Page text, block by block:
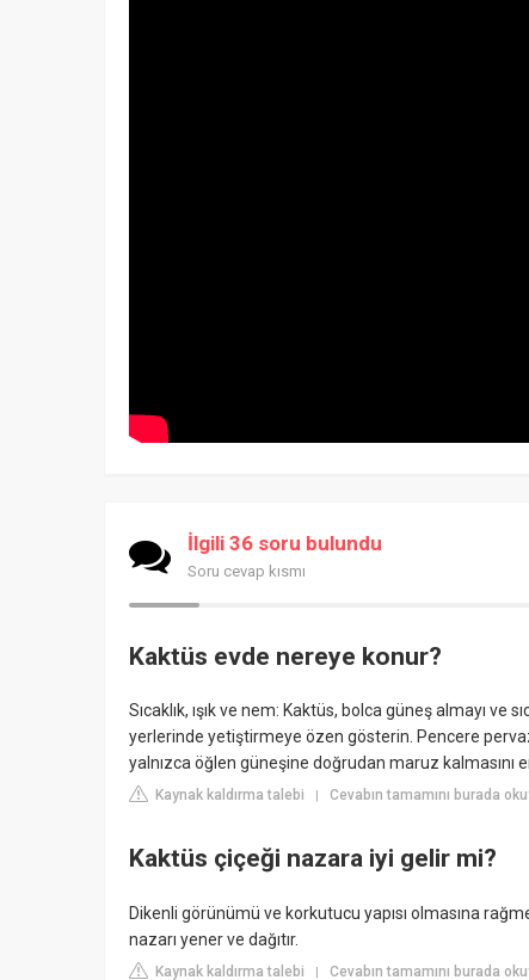
İlgili 36 soru bulundu
Soru cevap kısmı
Kaktüs evde nereye konur?
Sıcaklık, ışık ve nem: Kaktüs, bolca güneş almayı
yerlerinde yetiştirmeye özen gösterin. Pencere
yalnızca öğlen güneşine doğrudan maruz kalmasını
Kaynak kaldırma talebi | Cevabın tamamını burada
Kaktüs çiçeği nazara iyi gelir mi?
Dikenli görünümü ve korkutucu yapısı olmasına
nazarı yener ve dağıtır.
Kaynak kaldırma talebi | Cevabın tamamını burada